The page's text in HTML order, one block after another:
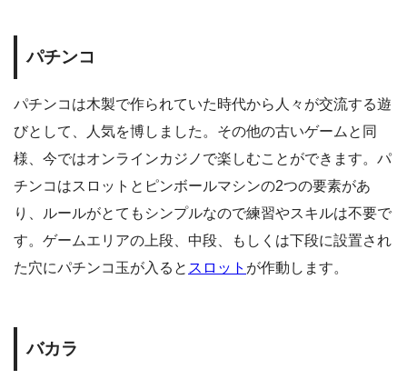
パチンコ
パチンコは木製で作られていた時代から人々が交流する遊
びとして、人気を博しました。その他の古いゲームと同
様、今ではオンラインカジノで楽しむことができます。パ
チンコはスロットとピンボールマシンの2つの要素があ
り、ルールがとてもシンプルなので練習やスキルは不要で
す。ゲームエリアの上段、中段、もしくは下段に設置され
た穴にパチンコ玉が入ると スロット が作動します。
バカラ